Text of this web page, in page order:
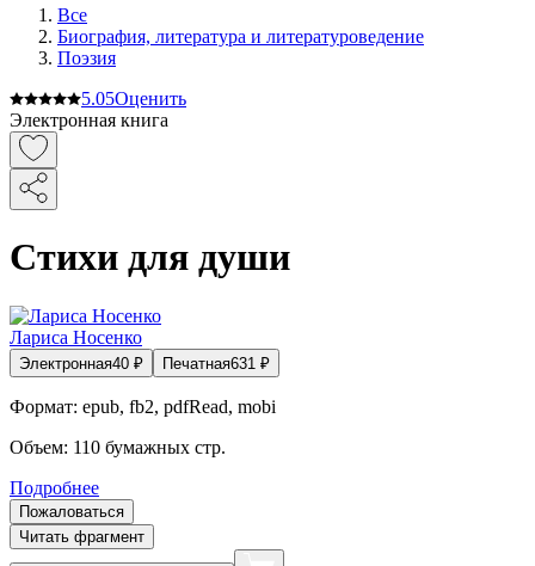
Все
Биография, литература и литературоведение
Поэзия
5.05Оценить
Электронная книга
Стихи для души
Лариса Носенко
Электронная40 ₽ Печатная631 ₽
Формат: epub, fb2, pdfRead, mobi
Объем: 110 бумажных стр.
Подробнее
Пожаловаться
Читать фрагмент